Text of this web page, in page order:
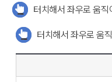
터치해서 좌우로 움직
터치해서 좌우로 움